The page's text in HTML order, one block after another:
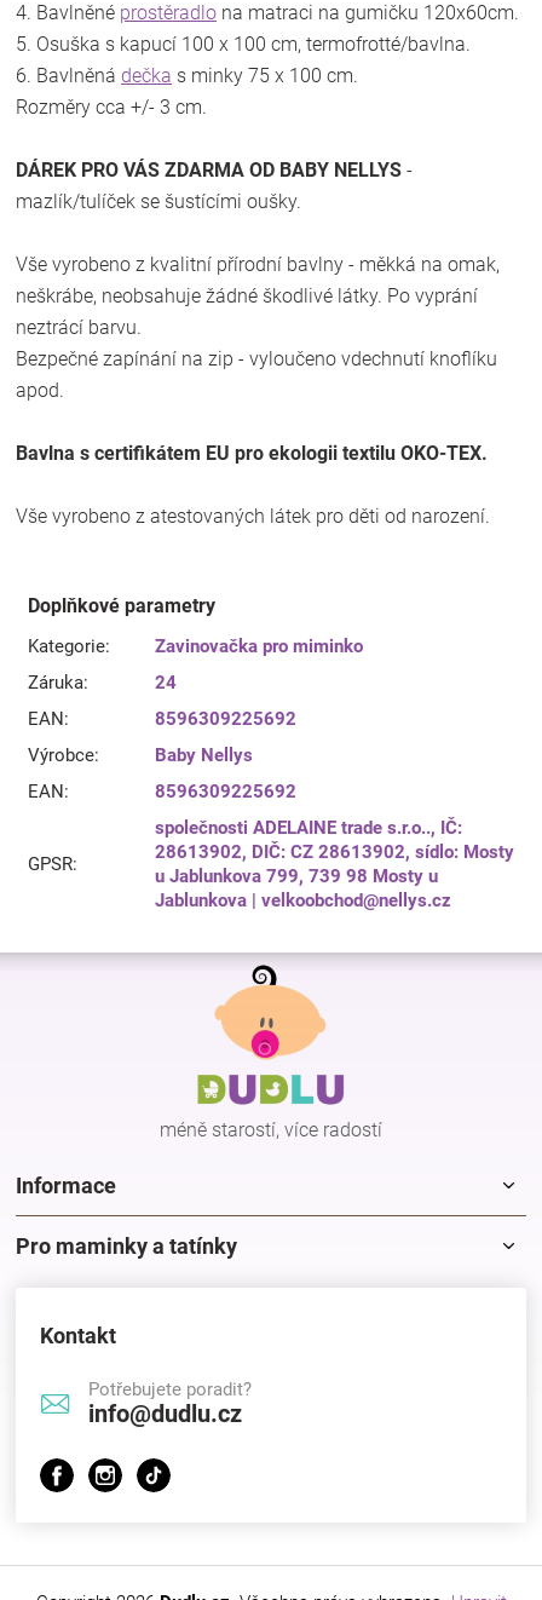
4. Bavlněné prostěradlo na matraci na gumičku 120x60cm.
5. Osuška s kapucí 100 x 100 cm, termofrotté/bavlna.
6. Bavlněná dečka s minky 75 x 100 cm.
Rozměry cca +/- 3 cm.
DÁREK PRO VÁS ZDARMA OD BABY NELLYS -
mazlík/tulíček se šustícími oušky.
Vše vyrobeno z kvalitní přírodní bavlny - měkká na omak,
neškrábe, neobsahuje žádné škodlivé látky. Po vyprání
neztrácí barvu.
Bezpečné zapínání na zip - vyloučeno vdechnutí knoflíku
apod.
Bavlna s certifikátem EU pro ekologii textilu OKO-TEX.
Vše vyrobeno z atestovaných látek pro děti od narození.
Doplňkové parametry
Kategorie:
Zavinovačka pro miminko
Záruka:
24
EAN:
8596309225692
Výrobce:
Baby Nellys
EAN: 8596309225692
GPSR:
společnosti ADELAINE trade s.r.o.., IČ:
28613902, DIČ: CZ 28613902, sídlo: Mosty
u Jablunkova 799, 739 98 Mosty u
Jablunkova | velkoobchod@nellys.cz
Z
méně starostí, více radostí
Informace
Pro maminky a tatínky
Kontakt
Potřebujete poradit?
info@dudlu.cz